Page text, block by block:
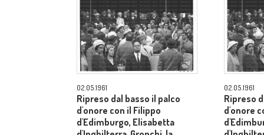
02.05.1961
Ripreso dal basso il palco
d'onore con il Filippo
d'Edimburgo, Elisabetta
02.05.1961
Ripreso
d'onore